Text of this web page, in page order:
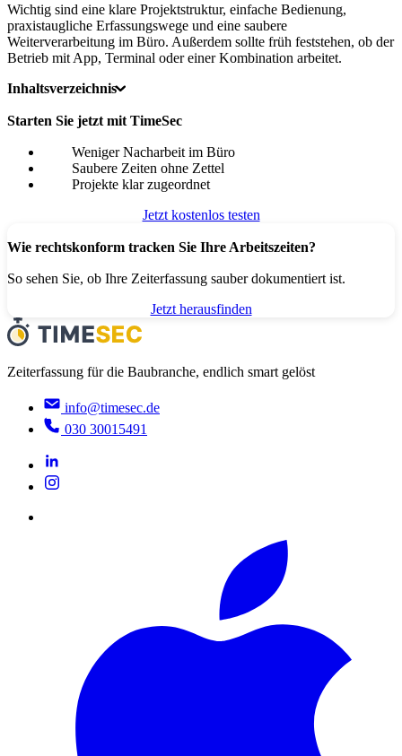
Wichtig sind eine klare Projektstruktur, einfache Bedienung,
praxistaugliche Erfassungswege und eine saubere
Weiterverarbeitung im Büro. Außerdem sollte früh feststehen, ob der
Betrieb mit App, Terminal oder einer Kombination arbeitet.
Inhaltsverzeichnis
Starten Sie jetzt mit TimeSec
Weniger Nacharbeit im Büro
Saubere Zeiten ohne Zettel
Projekte klar zugeordnet
Jetzt kostenlos testen
Wie rechtskonform tracken Sie Ihre Arbeitszeiten?
So sehen Sie, ob Ihre Zeiterfassung sauber dokumentiert ist.
Jetzt herausfinden
Zeiterfassung für die Baubranche, endlich smart gelöst
info@timesec.de
030 30015491